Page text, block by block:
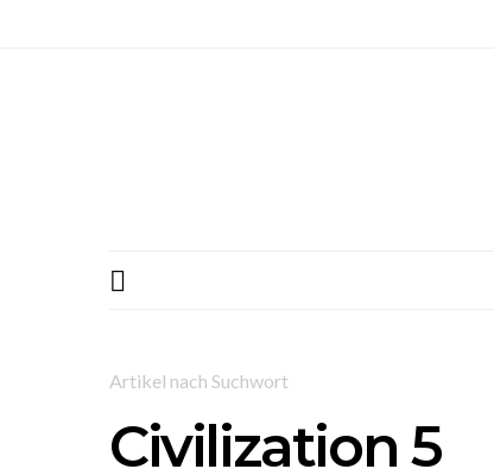
Artikel nach Suchwort
Civilization 5